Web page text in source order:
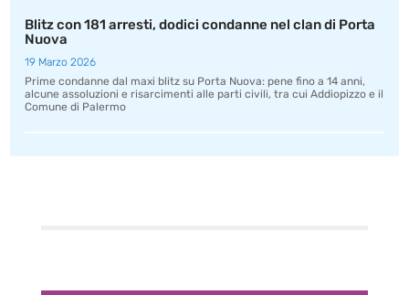
Blitz con 181 arresti, dodici condanne nel clan di Porta
Nuova
19 Marzo 2026
Prime condanne dal maxi blitz su Porta Nuova: pene fino a 14 anni,
alcune assoluzioni e risarcimenti alle parti civili, tra cui Addiopizzo e il
Comune di Palermo